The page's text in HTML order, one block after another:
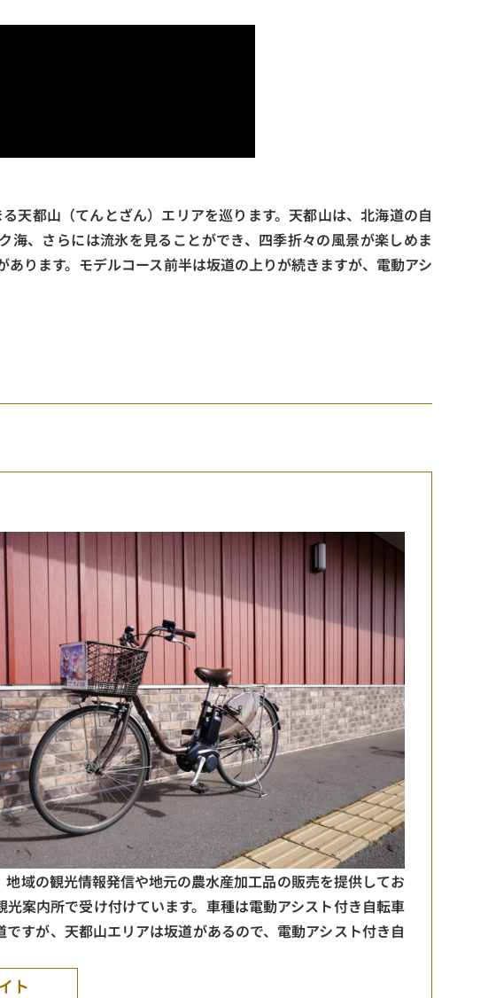
天都山（てんとざん）エリアを巡ります。天都山は、北海道の自
、さらには流氷を見ることができ、四季折々の風景が楽しめま
ります。モデルコース前半は坂道の上りが続きますが、電動アシ
域の観光情報発信や地元の農水産加工品の販売を提供してお
案内所で受け付けています。車種は電動アシスト付き自転車
すが、天都山エリアは坂道があるので、電動アシスト付き自
ト